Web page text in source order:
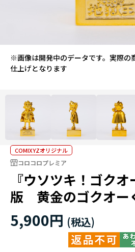
※画像は開発中のデータです。実際の
仕上げとなります
COMIXYZオリジナル
コロコロプレミア
『ウソツキ！ゴク
版 黄金のゴクオー
5,900円